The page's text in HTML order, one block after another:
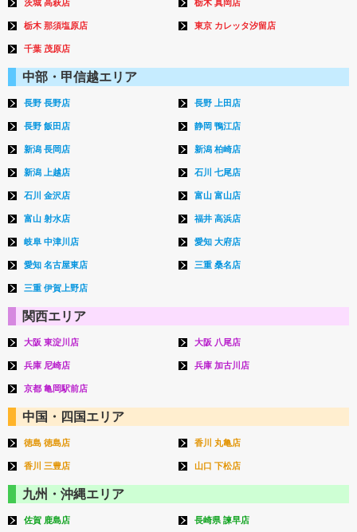
茨城 高萩店 栃木 真岡店
栃木 那須塩原店 東京 カレッタ汐留店
千葉 茂原店
中部・甲信越エリア
長野 長野店 長野 上田店
長野 飯田店 静岡 鴨江店
新潟 長岡店 新潟 柏崎店
新潟 上越店 石川 七尾店
石川 金沢店 富山 富山店
富山 射水店 福井 高浜店
岐阜 中津川店 愛知 大府店
愛知 名古屋東店 三重 桑名店
三重 伊賀上野店
関西エリア
大阪 東淀川店 大阪 八尾店
兵庫 尼崎店 兵庫 加古川店
京都 亀岡駅前店
中国・四国エリア
徳島 徳島店 香川 丸亀店
香川 三豊店 山口 下松店
九州・沖縄エリア
佐賀 鹿島店 長崎県 諫早店